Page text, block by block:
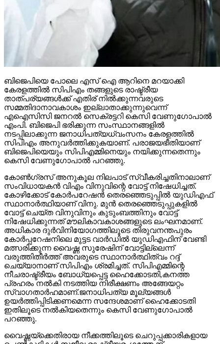
ബിജെപിയെ പോലെ എസ് ഐ ആറിനെ മറയാക്കി
കേരളത്തില്‍ സിപിഎം തങ്ങളുടെ രാഷ്ട്രീയ
താത്പര്യങ്ങള്‍ക്ക് എതിര് നില്‍ക്കുന്നവരുടെ
സമ്മതിദാനാവകാശം ഇല്ലാതാക്കുന്നുവെന്ന്
എഐസിസി ജനറല്‍ സെക്രട്ടറി കെസി വേണുഗോപാല്‍
എംപി. ബിജെപി ഭരിക്കുന്ന സംസ്ഥാനങ്ങളില്‍
നടപ്പിലാക്കുന്ന ജനാധിപത്യധ്വംസനം കേരളത്തില്‍
സിപിഎം അനുവര്‍ത്തിക്കുകയാണ്. പരാജയഭീതിയാണ്
ബിജെപിയെയും സിപിഎമ്മിനെയും നയിക്കുന്നതെന്നും
കെസി വേണുഗോപാല്‍ പറഞ്ഞു.
കോണ്‍ഗ്രസ് അനുകൂല നിലപാട് സ്വീകരിച്ചതിനാലാണ്
സംവിധായകന്‍ വിഎം വിനുവിന്റെ വോട്ട് നിഷേധിച്ചത്.
കോഴിക്കോട് കോര്‍പറേഷന്‍ തെരഞ്ഞെടുപ്പില്‍ യുഡിഎഫ്
സ്ഥാനാര്‍ത്ഥിയാണ് വിനു. മുന്‍ തെരഞ്ഞെടുപ്പുകളില്‍
വോട്ട് ചെയ്ത വിനുവിനും കുടുംബത്തിനും വോട്ട്
നിഷേധിക്കുന്നത് മൗലികാവകാശങ്ങളുടെ ലംഘനമാണ്.
അധികാര ദുര്‍വിനിയോഗത്തിലൂടെ തിരുവനന്തപുരം
കോര്‍പ്പറേഷനിലെ മുട്ടട വാര്‍ഡില്‍ യുഡിഎഫിന് വേണ്ടി
മത്സരിക്കുന്ന വൈഷ്ണ സുരേഷിന് വോട്ടില്ലെന്ന്
വരുത്തിതീര്‍ത്ത് അവരുടെ സ്ഥാനാര്‍ത്ഥിത്വം റദ്ദ്
ചെയ്യാനാണ് സിപിഎം ശ്രമിച്ചത്. സിപിഎമ്മിന്റെ
നീചരാഷ്ട്രീയം ബോധ്യപ്പെട്ട ഹൈക്കോടതി,കനത്ത
പ്രഹരം നല്‍കി നടത്തിയ നിരീക്ഷണം അങ്ങേയറ്റം
സ്വാഗതാര്‍ഹമാണ്.ജനാധിപത്യ മൂല്യങ്ങള്‍
ഉയര്‍ത്തിപ്പിടിക്കണമെന്ന സന്ദേശമാണ് ഹൈക്കോടതി
ഇതിലൂടെ നല്‍കിയതെന്നും കെസി വേണുഗോപാല്‍
പറഞ്ഞു.
വൈഷ്ണയ്‌ക്കെതിരായ നീക്കത്തിലൂടെ ചെറുപ്പക്കാരികളായ